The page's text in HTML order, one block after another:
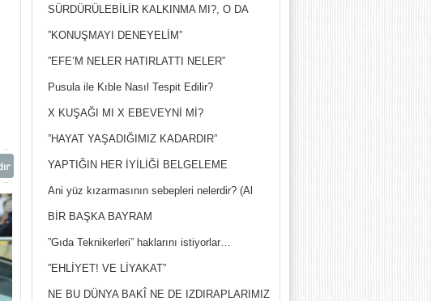
SÜRDÜRÜLEBİLİR KALKINMA MI?, O DA
NEYMİŞ?
”KONUŞMAYI DENEYELİM”
”EFE’M NELER HATIRLATTI NELER”
Pusula ile Kıble Nasıl Tespit Edilir?
X KUŞAĞI MI X EBEVEYNİ Mİ?
”HAYAT YAŞADIĞIMIZ KADARDIR”
YAPTIĞIN HER İYİLİĞİ BELGELEME
Ani yüz kızarmasının sebepleri nelerdir? (Al
Yanak)
BİR BAŞKA BAYRAM
”Gıda Teknikerleri” haklarını istiyorlar…
”EHLİYET! VE LİYAKAT”
NE BU DÜNYA BAKÎ NE DE IZDIRAPLARIMIZ